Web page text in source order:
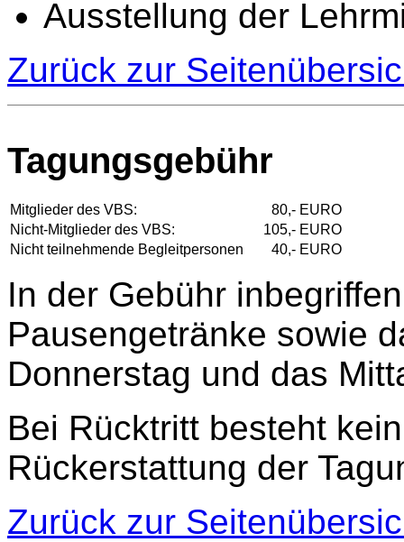
Ausstellung der
Zurück zur
Tagungsgebühr
Mitglieder des VBS:
80,- EURO
Nicht-Mitglieder des VBS:
105,- EURO
Nicht teilnehmende Begleitpersonen
40,- EURO
In der Gebühr
Pausengetränke sowie
Donnerstag und das
Bei Rücktritt besteht
Rückerstattung der
Zurück zur